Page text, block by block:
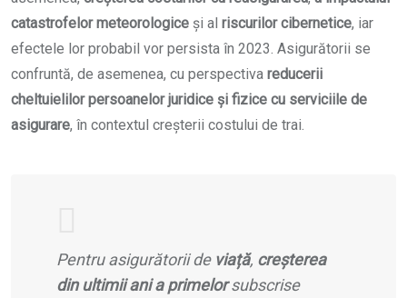
catastrofelor meteorologice și al riscurilor cibernetice, iar
efectele lor probabil vor persista în 2023. Asigurătorii se
confruntă, de asemenea, cu perspectiva reducerii
cheltuielilor persoanelor juridice și fizice cu serviciile de
asigurare, în contextul creșterii costului de trai.
Pentru asigurătorii de viață, creșterea
din ultimii ani a primelorsubscrise